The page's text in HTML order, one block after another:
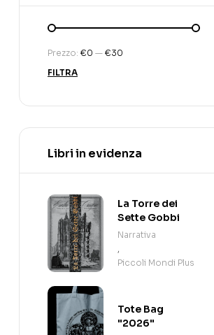
FILTRA
Prezzo: €0 — €30
Libri in evidenza
La Torre dei
Sette Gobbi
Narrativa
,
Piccoli Mondi Plus
Tote Bag
"2026"